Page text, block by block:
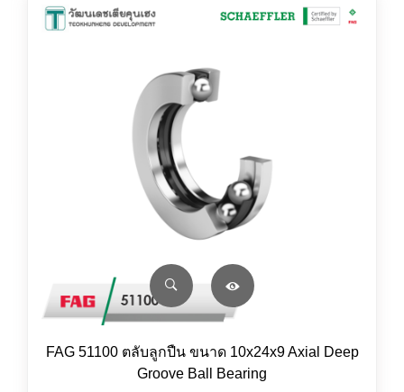
FAG 51100 ตลับลูกปืน ขนาด 10x24x9 Axial Deep
Groove Ball Bearing